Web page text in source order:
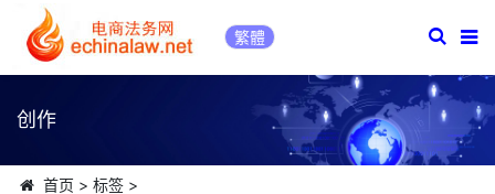
繁體
创作
首页 > 标签>